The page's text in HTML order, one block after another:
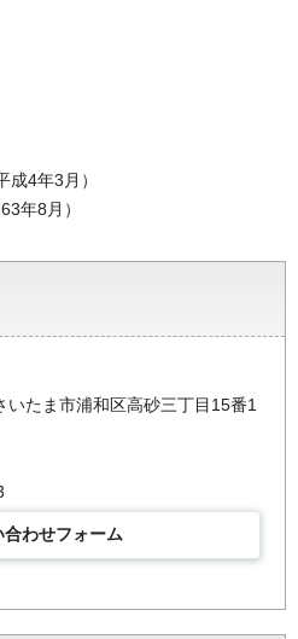
4年3月）
年8月）
たま市浦和区高砂三丁目15番1
合わせフォーム